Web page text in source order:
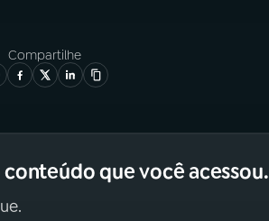
Compartilhe
que você acessou.